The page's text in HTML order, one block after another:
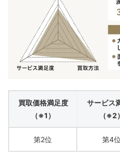
買取価格満足度
（※1）
サービス
（※2）
第2位 第4位